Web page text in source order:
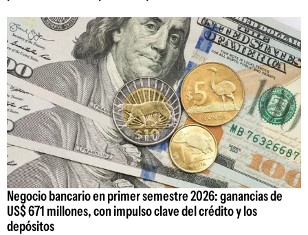
Negocio bancario en primer semestre 2026: ganancias de
US$ 671 millones, con impulso clave del crédito y los
depósitos